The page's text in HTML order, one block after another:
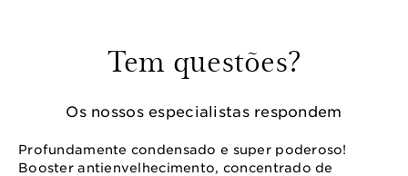
Tem questões?
Os nossos especialistas respondem
Profundamente condensado e super poderoso!
Booster antienvelhecimento, concentrado de